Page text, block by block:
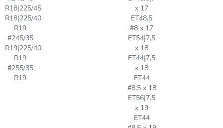
R18|225/45
R18|225/40
R19
#245/35
R19|225/40
R19
#255/35
R19
x 17
ET48,5
#8 x 17
ET54|7,5
x 18
ET44|7,5
x 18
ET44
#8,5 x 18
ET56|7,5
x 19
ET44